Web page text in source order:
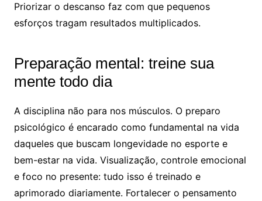
Priorizar o descanso faz com que pequenos
esforços tragam resultados multiplicados.
Preparação mental: treine sua
mente todo dia
A disciplina não para nos músculos. O preparo
psicológico é encarado como fundamental na vida
daqueles que buscam longevidade no esporte e
bem-estar na vida. Visualização, controle emocional
e foco no presente: tudo isso é treinado e
aprimorado diariamente. Fortalecer o pensamento